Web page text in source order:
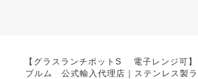
【グラスランチポットS 電子レンジ可
ブルム 公式輸入代理店｜ステンレス製